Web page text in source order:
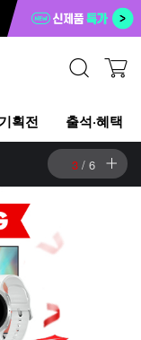
획전 출석·혜택
4 / 6